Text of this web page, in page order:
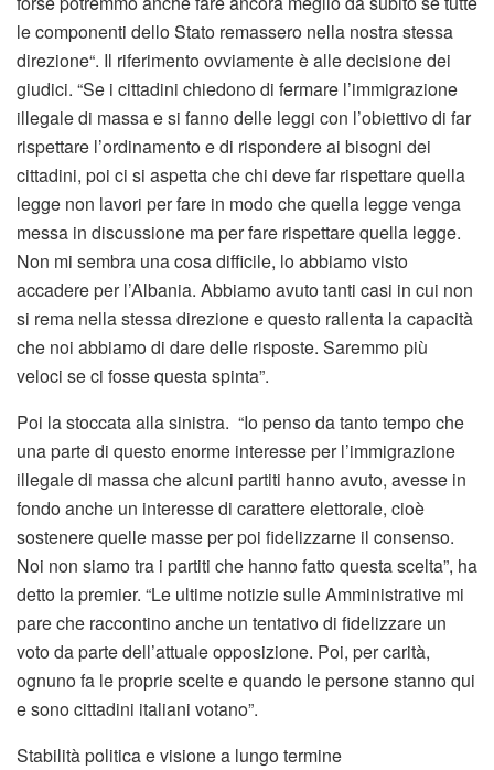
le componenti dello Stato remassero nella nostra stessa
direzione“. Il riferimento ovviamente è alle decisione dei
giudici. “Se i cittadini chiedono di fermare l’immigrazione
illegale di massa e si fanno delle leggi con l’obiettivo di far
rispettare l’ordinamento e di rispondere ai bisogni dei
cittadini, poi ci si aspetta che chi deve far rispettare quella
legge non lavori per fare in modo che quella legge venga
messa in discussione ma per fare rispettare quella legge.
Non mi sembra una cosa difficile, lo abbiamo visto
accadere per l’Albania. Abbiamo avuto tanti casi in cui non
si rema nella stessa direzione e questo rallenta la capacità
che noi abbiamo di dare delle risposte. Saremmo più
veloci se ci fosse questa spinta”.
Poi la stoccata alla sinistra. “Io penso da tanto tempo che
una parte di questo enorme interesse per l’immigrazione
illegale di massa che alcuni partiti hanno avuto, avesse in
fondo anche un interesse di carattere elettorale, cioè
sostenere quelle masse per poi fidelizzarne il consenso.
Noi non siamo tra i partiti che hanno fatto questa scelta”, ha
detto la premier. “Le ultime notizie sulle Amministrative mi
pare che raccontino anche un tentativo di fidelizzare un
voto da parte dell’attuale opposizione. Poi, per carità,
ognuno fa le proprie scelte e quando le persone stanno qui
e sono cittadini italiani votano”.
Stabilità politica e visione a lungo termine